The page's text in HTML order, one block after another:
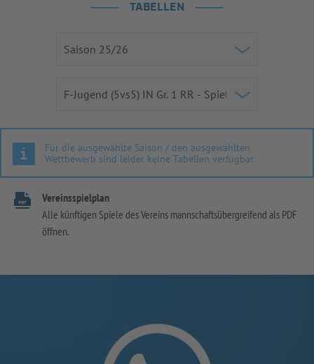
TABELLEN
Für die ausgewählte Saison / den ausgewählten
Wettbewerb sind leider keine Tabellen verfügbar
Vereinsspielplan
Alle künftigen Spiele des Vereins mannschaftsübergreifend als PDF
öffnen.